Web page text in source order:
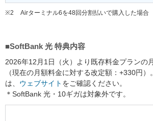
※2 Airターミナル6を48回分割払いで購入した場合
■SoftBank 光 特典内容
2026年12月1日（火）より既存料金プランの
（現在の月額料金に対する改定額：+330円
は、 ウェブサイト をご確認ください。
＊SoftBank 光・10ギガは対象外です。